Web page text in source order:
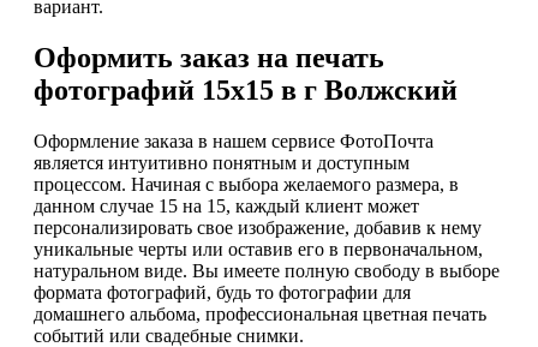
вариант.
Оформить заказ на печать
фотографий 15х15 в г Волжский
Оформление заказа в нашем сервисе ФотоПочта
является интуитивно понятным и доступным
процессом. Начиная с выбора желаемого размера, в
данном случае 15 на 15, каждый клиент может
персонализировать свое изображение, добавив к нему
уникальные черты или оставив его в первоначальном,
натуральном виде. Вы имеете полную свободу в выборе
формата фотографий, будь то фотографии для
домашнего альбома, профессиональная цветная печать
событий или свадебные снимки.